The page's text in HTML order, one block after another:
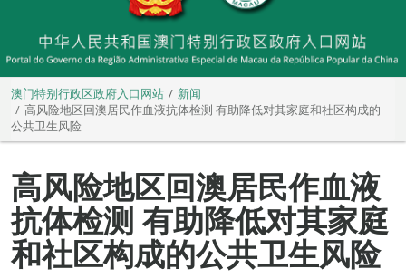
澳门特别行政区政府入口网站
新闻
高风险地区回澳居民作血液抗体检测 有助降低对其家庭和社区构成的
公共卫生风险
高风险地区回澳居民作血液
抗体检测 有助降低对其家庭
和社区构成的公共卫生风险